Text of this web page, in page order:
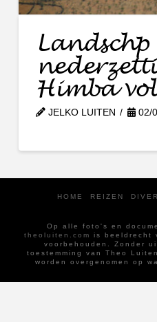
Landschp
Himba
JELKO LUITEN 02/
HOME REIZEN
Op alle foto's en
theoluiten.com
is beeldrecht
voorbehouden. Zonder
toestemming van Theo
worden overgenomen op